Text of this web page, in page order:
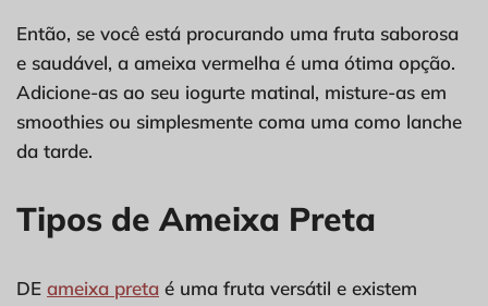
Então, se você está procurando uma fruta saborosa
e saudável, a ameixa vermelha é uma ótima opção.
Adicione-as ao seu iogurte matinal, misture-as em
smoothies ou simplesmente coma uma como lanche
da tarde.
Tipos de Ameixa Preta
DE ameixa preta é uma fruta versátil e existem